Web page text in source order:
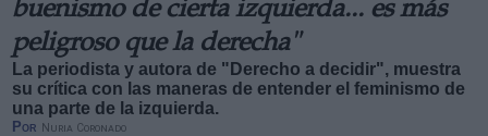
buenismo de cierta izquierda... es más
peligroso que la derecha"
La periodista y autora de "Derecho a decidir", muestra
su crítica con las maneras de entender el feminismo de
una parte de la izquierda.
Por Nuria Coronado